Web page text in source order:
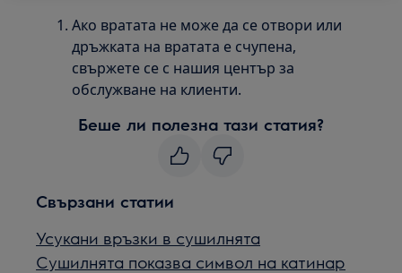
Ако вратата не може да се отвори или
дръжката на вратата е счупена,
свържете се с нашия център за
обслужване на клиенти.
Беше ли полезна тази статия?
Свързани статии
Усукани връзки в сушилнята
Сушилнята показва символ на катинар